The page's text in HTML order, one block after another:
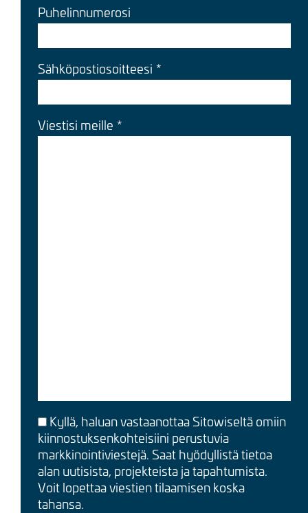
Puhelinnumerosi
Sähköpostiosoitteesi
Viestisi meille
Kyllä, haluan vastaanottaa Sitowiseltä omiin
kiinnostuksenkohteisiini perustuvia
markkinointiviestejä. Saat hyödyllistä tietoa
alan uutisista, projekteista ja tapahtumista.
Voit lopettaa viestien tilaamisen koska
tahansa.